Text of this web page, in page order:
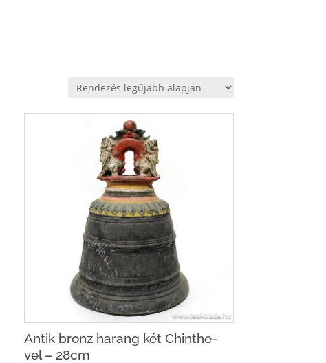
Antik bronz harang két Chinthe-
vel – 28cm